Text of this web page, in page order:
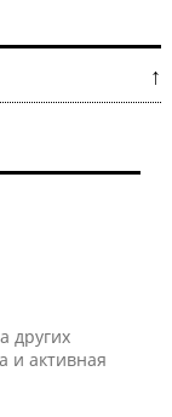
↑
других
и активная